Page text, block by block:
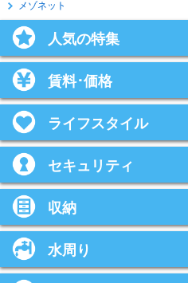
メゾネット
人気の特集
賃料･価格
ライフスタイル
セキュリティ
収納
水周り